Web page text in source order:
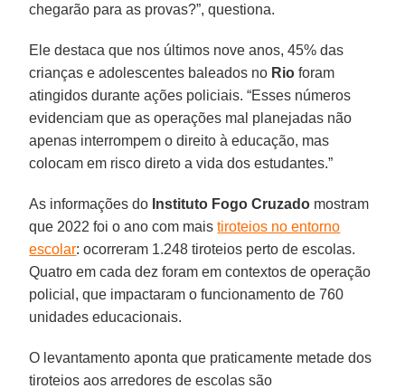
chegarão para as provas?”, questiona.
Ele destaca que nos últimos nove anos, 45% das
crianças e adolescentes baleados no Rio foram
atingidos durante ações policiais. “Esses números
evidenciam que as operações mal planejadas não
apenas interrompem o direito à educação, mas
colocam em risco direto a vida dos estudantes.”
As informações do Instituto Fogo Cruzado mostram
que 2022 foi o ano com maistiroteios no entorno
escolar: ocorreram 1.248 tiroteios perto de escolas.
Quatro em cada dez foram em contextos de operação
policial, que impactaram o funcionamento de 760
unidades educacionais.
O levantamento aponta que praticamente metade dos
tiroteios aos arredores de escolas são